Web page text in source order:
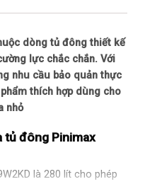
dòng tủ đông thiết kế
lực chắc chắn. Với
nhu cầu bảo quản thực
thích hợp dùng cho
nhỏ
tủ đông Pinimax
là 280 lít cho phép